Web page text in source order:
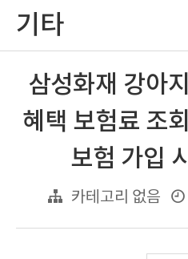
기타
삼성화재 강아
혜택 보험료 조
보험 가입
카테고리 없음